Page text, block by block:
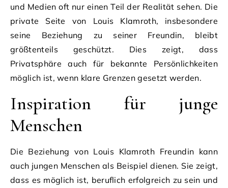
und Medien oft nur einen Teil der Realität sehen. Die
private Seite von Louis Klamroth, insbesondere
seine Beziehung zu seiner Freundin, bleibt
größtenteils geschützt. Dies zeigt, dass
Privatsphäre auch für bekannte Persönlichkeiten
möglich ist, wenn klare Grenzen gesetzt werden.
Inspiration für junge
Menschen
Die Beziehung von Louis Klamroth Freundin kann
auch jungen Menschen als Beispiel dienen. Sie zeigt,
dass es möglich ist, beruflich erfolgreich zu sein und